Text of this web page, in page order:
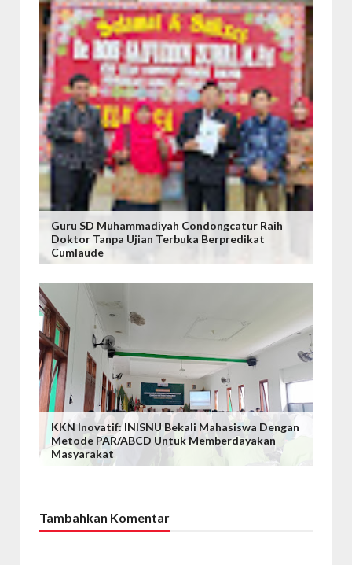
Guru SD Muhammadiyah Condongcatur Raih
Doktor Tanpa Ujian Terbuka Berpredikat
Cumlaude
KKN Inovatif: INISNU Bekali Mahasiswa Dengan
Metode PAR/ABCD Untuk Memberdayakan
Masyarakat
Tambahkan Komentar